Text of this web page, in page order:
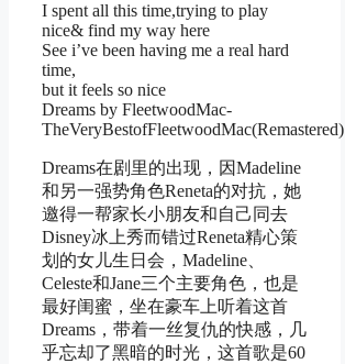
I spent all this time,trying to play
nice& find my way here
See i’ve been having me a real hard
time,
but it feels so nice
Dreams by FleetwoodMac-
TheVeryBestofFleetwoodMac(Remastered)
Dreams在剧里的出现，因Madeline
和另一强势角色Reneta的对抗，她
邀得一帮家长小朋友和自己同去
Disney冰上秀而错过Reneta精心策
划的女儿生日会，Madeline、
Celeste和Jane三个主要角色，也是
最好闺蜜，坐在豪车上听着这首
Dreams，带着一丝复仇的快感，几
乎忘却了黑暗的时光，这首歌是60